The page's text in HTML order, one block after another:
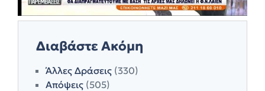
Διαβάστε Ακόμη
Άλλες Δράσεις (330)
Απόψεις (505)